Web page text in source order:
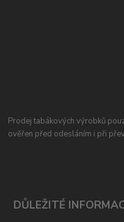
Prodej tabákových výrobků
ověřen před odesláním i při
DŮLEŽITÉ